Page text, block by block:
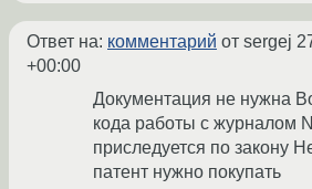
Ответ на: комментарий от sergej
+00:00
Документация не нужна
кода работы с журналом
приследуется по закону
патент нужно покупать